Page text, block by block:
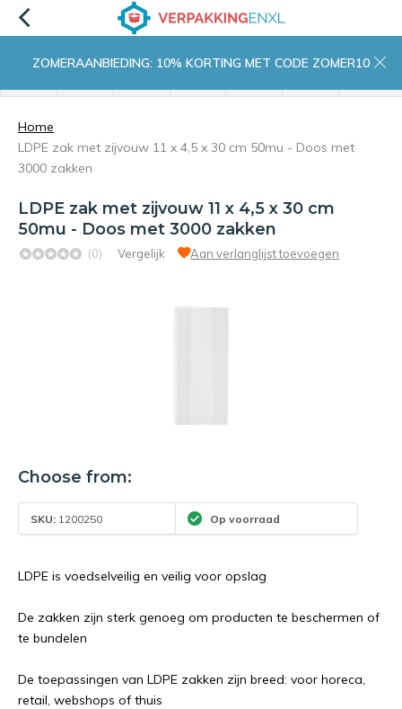
ZOMERAANBIEDING: 10% KORTING MET CODE ZOMER10
Home
LDPE zak met zijvouw 11 x 4,5 x 30 cm 50mu - Doos met
3000 zakken
LDPE zak met zijvouw 11 x 4,5 x 30 cm
50mu - Doos met 3000 zakken
(0) Vergelijk Aan verlanglijst toevoegen
Choose from:
SKU: 1200250 Op voorraad
LDPE is voedselveilig en veilig voor opslag
De zakken zijn sterk genoeg om producten te beschermen of
te bundelen
De toepassingen van LDPE zakken zijn breed: voor horeca,
retail, webshops of thuis